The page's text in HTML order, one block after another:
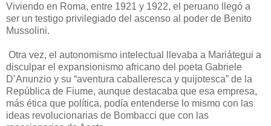
Viviendo en Roma, entre 1921 y 1922, el peruano llegó a
ser un testigo privilegiado del ascenso al poder de Benito
Mussolini.
Otra vez, el autonomismo intelectual llevaba a Mariátegui a
disculpar el expansionismo africano del poeta Gabriele
D’Anunzio y su “aventura caballeresca y quijotesca” de la
República de Fiume, aunque destacaba que esa empresa,
más ética que política, podía entenderse lo mismo con las
ideas revolucionarias de Bombacci que con las